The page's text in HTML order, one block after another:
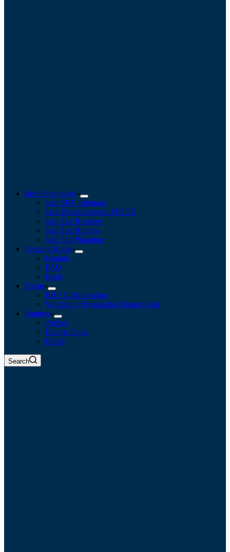
Jasa Perpajakan
Jasa SPT Tahunan
Jasa Pendampingan SP2DK
Jasa Tax Retainer
Jasa Tax Review
Jasa Tax Planning
Tentang Kami
Kontak
FAQ
Karir
Event
BBF Collaboration
Workshop Pengusaha Paham Pajak
Sumber
Artikel
Belajar Pajak
Berita
Search